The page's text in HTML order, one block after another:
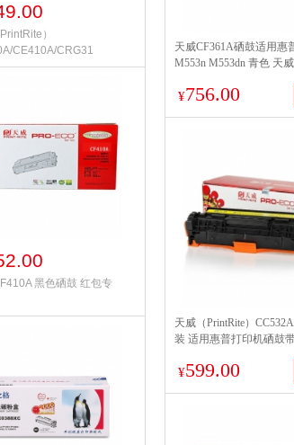
）
CE410A/CRG31
黑色硒鼓 红包专
天威CF361A硒鼓适用惠
M553n M553dn 青色 天
¥756.00
天威（PrintRite）
装 适用惠普打印机硒鼓
M375nw/400 Color
M451nw/M451dn/
¥599.00